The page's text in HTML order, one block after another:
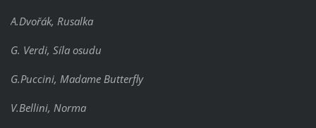
A.Dvořák, Rusalka
G. Verdi, Síla osudu
G.Puccini, Madame Butterfly
V.Bellini, Norma